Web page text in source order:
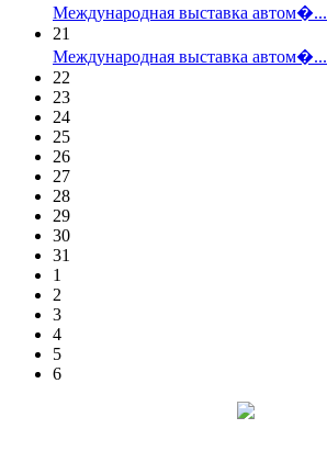
Международная выставка автом�...
21
Международная выставка автом�...
22
23
24
25
26
27
28
29
30
31
1
2
3
4
5
6